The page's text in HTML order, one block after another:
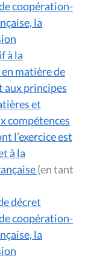
coopération-
la
à la
matière de
aux principes
et
compétences
l’exercice est
à la
(en tant
décret
coopération-
la